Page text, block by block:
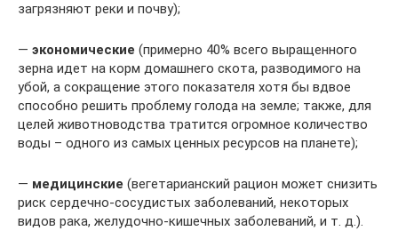
загрязняют реки и почву);
— экономические (примерно 40% всего выращенного
зерна идет на корм домашнего скота, разводимого на
убой, а сокращение этого показателя хотя бы вдвое
способно решить проблему голода на земле; также, для
целей животноводства тратится огромное количество
воды – одного из самых ценных ресурсов на планете);
— медицинские (вегетарианский рацион может снизить
риск сердечно-сосудистых заболеваний, некоторых
видов рака, желудочно-кишечных заболеваний, и т. д.).